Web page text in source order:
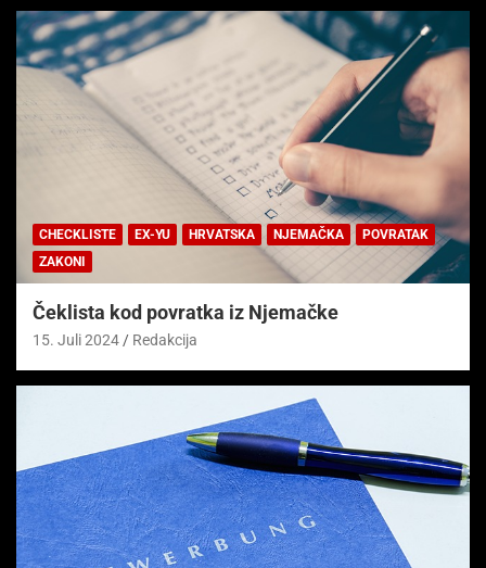
CHECKLISTE EX-YU HRVATSKA NJEMAČKA
POVRATAK
ZAKONI
Čeklista kod povratka iz Njemačke
15. Juli 2024 Redakcija